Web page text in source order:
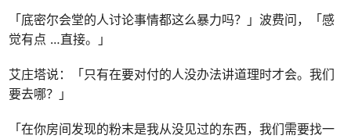
「底密尔会堂的人讨论事情都这么暴力吗？」波费问，「感
觉有点 …直接。」
艾庄塔说：「只有在要对付的人没办法讲道理时才会。我们
要去哪？」
「在你房间发现的粉末是我从没见过的东西，我们需要找一